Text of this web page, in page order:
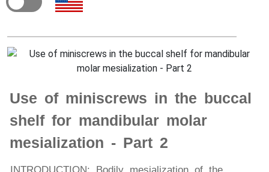
Use of miniscrews in the buccal
shelf for mandibular molar
mesialization - Part 2
INTRODUCTION: Bodily mesialization of the